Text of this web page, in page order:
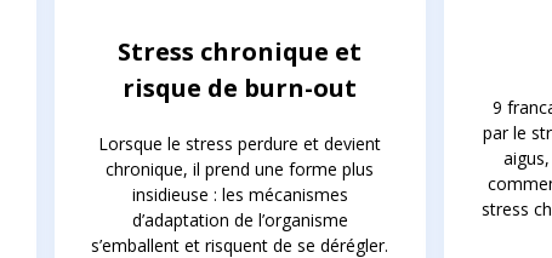
Stress chronique et
risque de burn-out
Lorsque le stress perdure et devient
chronique, il prend une forme plus
insidieuse : les mécanismes
d’adaptation de l’organisme
s’emballent et risquent de se dérégler.
9
par le
stress